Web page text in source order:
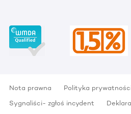
Nota prawna Polityka
Sygnaliści- zgłoś incydent